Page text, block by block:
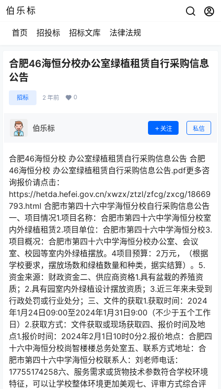
伯乐标
首页 招投标 招标文库 法律法规
合肥46海恒分校办公室绿植租赁自行采购信息
公告
招标 2 年前 0
伯乐标 关注 私信
合肥46海恒分校 办公室绿植租赁自行采购信息公告 合肥
46海恒分校 办公室绿植租赁自行采购信息公告.pdf更多咨
询报价请点击：
https://hetda.hefei.gov.cn/xwzx/ztzl/zfcg/zxcg/18669
793.html 合肥市第四十六中学海恒分校自行采购信息公告
一、项目情况1.项目名称：合肥市第四十六中学海恒分校室
内外绿植租赁2.项目单位：合肥市第四十六中学海恒分校3.
项目概况：合肥市第四十六中学海恒分校办公室、会议
室、校园等室内外绿植摆放。4项目预算：2万元，（根据
学校要求，摆放场数和绿植数量和种类，据实结算）。5.
资金来源：财政资金二、供应商资格1.具有盆栽的养殖资
质；2.具有园室内外绿植设计摆放资质；3.近三年来未受到
行政处罚或行业处分；三、文件的获取1.获取时间：2024
年1月24日09:00至2024年1月31日9:00（不少于五个工作
日）2.获取方式：文件获取或现场获取四、报价时间及地
点1.报价时间：2024年2月1日10时0分2.报价地点：合肥四
十六中海恒分校尚智楼楼总务处室五、联系方式地址：合
肥市第四十六中学海恒分校联系人：刘老师电话：
17755174258六、服务需求或货物技术参数符合学校环境
特征，可以让学校整体环境更加美观七、评审方式综合评